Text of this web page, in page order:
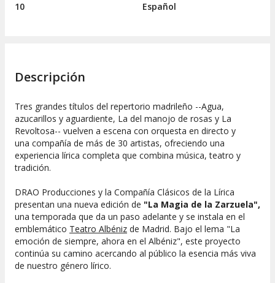
10
Español
Descripción
Tres grandes títulos del repertorio madrileño --Agua,
azucarillos y aguardiente, La del manojo de rosas y La
Revoltosa-- vuelven a escena con orquesta en directo y
una compañía de más de 30 artistas, ofreciendo una
experiencia lírica completa que combina música, teatro y
tradición.
DRAO Producciones y la Compañía Clásicos de la Lírica
presentan una nueva edición de "La Magia de la Zarzuela",
una temporada que da un paso adelante y se instala en el
emblemático Teatro Albéniz de Madrid. Bajo el lema "La
emoción de siempre, ahora en el Albéniz", este proyecto
continúa su camino acercando al público la esencia más viva
de nuestro género lírico.